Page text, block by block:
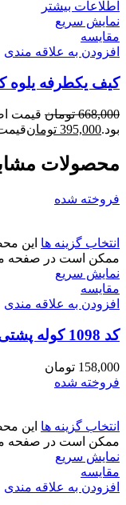
اطلاعات بیشتر
نمایش سریع
مقايسه
افزودن به علاقه مندی
کیف یکطرفه یلوه کد
668,000 تومان
بود.395,000 تومانقیمت
محصولات
فروخته شده
انتخاب گزینه ها این
ممکن است در صفحه
نمایش سریع
مقايسه
افزودن به علاقه مندی
کد 1098 کوله پشتی دخترانه طرح سنتی
158,000 تومان
فروخته شده
انتخاب گزینه ها این
ممکن است در صفحه
نمایش سریع
مقايسه
افزودن به علاقه مندی